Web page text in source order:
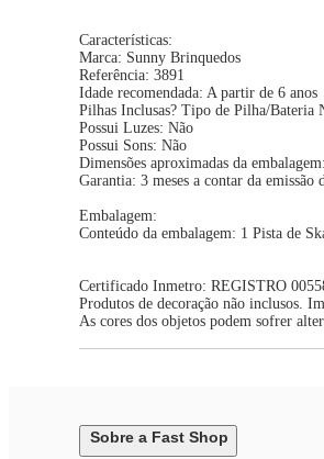
Características:
Marca: Sunny Brinquedos
Referência: 3891
Idade recomendada: A partir de 6 anos
Pilhas Inclusas? Tipo de Pilha/Bateria
Possui Luzes: Não
Possui Sons: Não
Dimensões aproximadas da
Garantia: 3 meses a contar da emissão
Embalagem:
Conteúdo da embalagem: 1 Pista de
Certificado Inmetro: REGISTRO
Produtos de decoração não inclusos.
As cores dos objetos podem sofrer
Sobre a Fast Shop